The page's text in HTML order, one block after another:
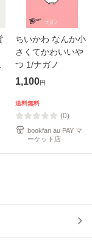
ちいかわ なんか小
さくてかわいいや
つ 1/ナガノ
1,100円
送料無料
(0)
bookfan au PAY マ
ーケット店